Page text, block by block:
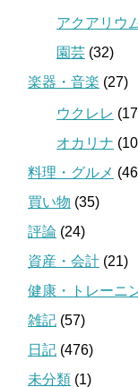
アクアリウ
園芸 (32)
楽器・音楽 (27)
ウクレレ
オカリナ
料理・グルメ
買い物 (35)
評論 (24)
資産・会計 (21)
健康・トレーニ
雑記 (57)
日記 (476)
未分類 (1)